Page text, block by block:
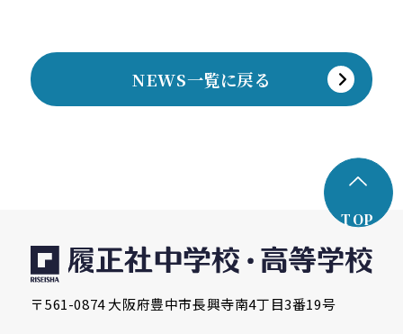
NEWS一覧に戻る
TOP
〒561-0874 大阪府豊中市長興寺南4丁目3番19号